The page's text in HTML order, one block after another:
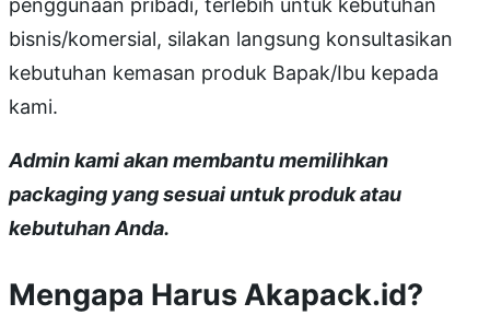
penggunaan pribadi, terlebih untuk kebutuhan
bisnis/komersial, silakan langsung konsultasikan
kebutuhan kemasan produk Bapak/Ibu kepada
kami.
Admin kami akan membantu memilihkan
packaging yang sesuai untuk produk atau
kebutuhan Anda.
Mengapa Harus Akapack.id?